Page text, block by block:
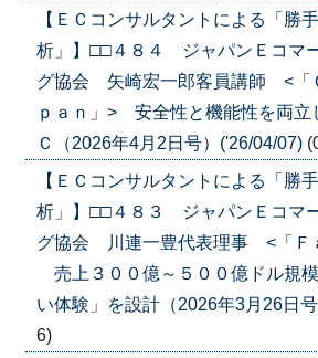
【ＥＣコンサルタントによる「勝
析」】□□４８４ ジャパンＥコマ
グ協会 矢崎宏一郎客員講師 <「
ｐａｎ」> 安全性と機能性を両立
Ｃ（2026年4月2日号）('26/04/07)
【ＥＣコンサルタントによる「勝
析」】□□４８３ ジャパンＥコマ
グ協会 川連一豊代表理事 <「Ｆ
売上３００億～５００億ドル規
い体験」を設計（2026年3月26日
6)